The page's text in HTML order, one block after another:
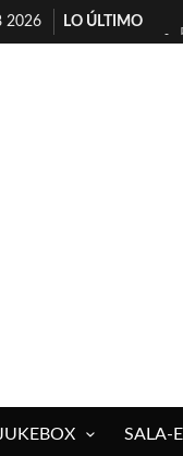
2026
LO ÚLTIMO
JUKEBOX SALA-